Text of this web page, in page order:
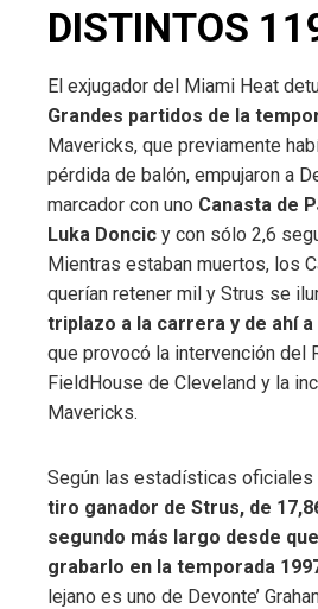
DISTINTOS
El exjugador del Miami Heat
Grandes partidos de la
Mavericks, que previamente
pérdida de balón, empujaron a
marcador con uno Canasta de
Luka Doncic y con sólo 2,6
Mientras estaban muertos, los
querían retener mil y Strus se
triplazo a la carrera y de ahí
que provocó la intervención del
FieldHouse de Cleveland y la
Mavericks.
Según las estadísticas oficiales
tiro ganador de Strus, de
segundo más largo desde
grabarlo en la temporada
lejano es uno de Devonte’